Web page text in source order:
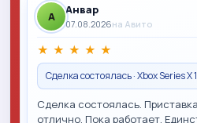
A Анвар
07.08.2026на Авито
★ ★ ★ ★ ★
Сделка состоялась · Xbox Series X
Сделка состоялась.
отлично. Пока работает.